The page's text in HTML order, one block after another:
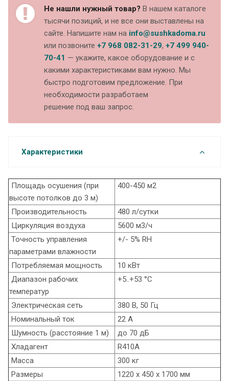
Не нашли нужный товар? В нашем каталоге
тысячи позиций, и не все они выставлены на
сайте. Напишите нам на info@sushkadoma.ru
или позвоните +7 968 082-31-29, +7 499 940-
70-41 — укажите, какое оборудование и с
какими характеристиками вам нужно. Мы
быстро подготовим предложение. При
необходимости разработаем
решение под ваш запрос.
Характеристики
Площадь осушения (при
высоте потолков до 3 м)
400-450 м2
Производительность
480 л/сутки
Циркуляция воздуха
5600 м3/ч
Точность управления
параметрами влажности
+/- 5% RH
Потребляемая мощность
10 кВт
Диапазон рабочих
температур
+5..+53 °C
Электрическая сеть
380 В, 50 Гц
Номинальный ток
22 А
Шумность (расстояние 1 м)
до 70 дБ
Хладагент
R410A
Масса
300 кг
Размеры
1220 х 450 х 1700 мм